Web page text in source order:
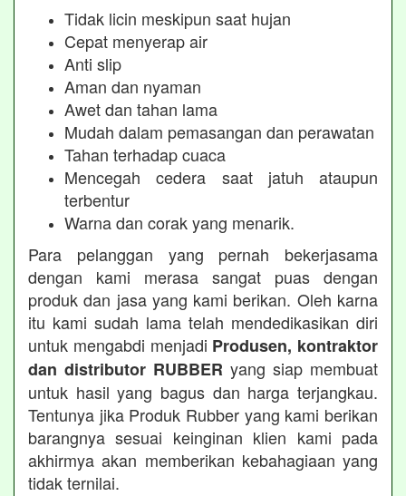
Tidak licin meskipun saat hujan
Cepat menyerap air
Anti slip
Aman dan nyaman
Awet dan tahan lama
Mudah dalam pemasangan dan perawatan
Tahan terhadap cuaca
Mencegah cedera saat jatuh ataupun
terbentur
Warna dan corak yang menarik.
Para pelanggan yang pernah bekerjasama
dengan kami merasa sangat puas dengan
produk dan jasa yang kami berikan. Oleh karna
itu kami sudah lama telah mendedikasikan diri
untuk mengabdi menjadi Produsen, kontraktor
dan distributor RUBBER yang siap membuat
untuk hasil yang bagus dan harga terjangkau.
Tentunya jika Produk Rubber yang kami berikan
barangnya sesuai keinginan klien kami pada
akhirmya akan memberikan kebahagiaan yang
tidak ternilai.